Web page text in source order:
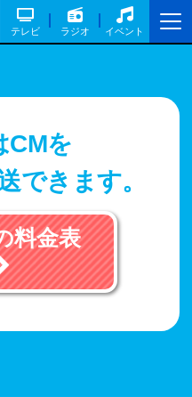
テレビ ラジオ イベント
CMを
できます。
料金表